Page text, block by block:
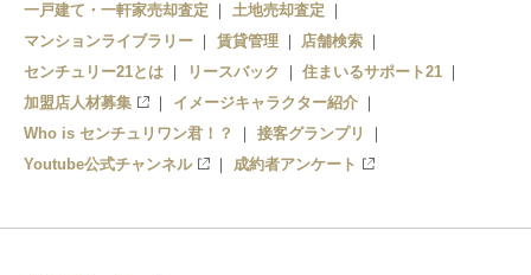
一戸建て・一軒家売却査定
土地売却査定
マンションライブラリー
賃貸管理
店舗検索
センチュリー21とは
リースバック
住まいるサポート21
加盟店人材募集
イメージキャラクター紹介
Who is センチュリワン君！？
接客グランプリ
Youtube公式チャンネル
成約者アンケート